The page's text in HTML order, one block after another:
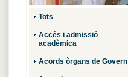
Tots
Accés i admissió
acadèmica
Acords òrgans de Govern